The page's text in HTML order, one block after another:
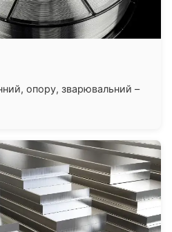
опору, зварювальний –